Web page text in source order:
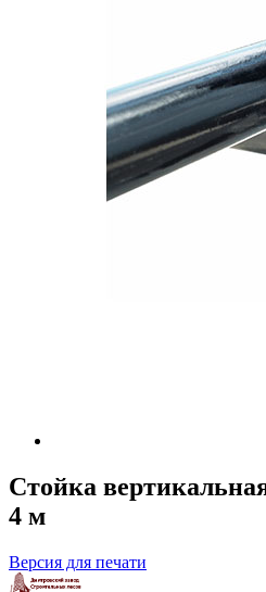
Стойка
4 м
Версия для печати